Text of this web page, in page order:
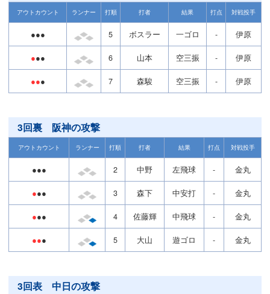
アウトカウント ランナー 打順 打者 結果 打点 対戦投手
●●● 5 ボスラー 一ゴロ - 伊原
●●● 6 山本 空三振 - 伊原
●●● 7 森駿 空三振 - 伊原
3回裏 阪神の攻撃
アウトカウント ランナー 打順 打者 結果 打点 対戦投手
●●● 2 中野 左飛球 - 金丸
●●● 3 森下 中安打 - 金丸
●●● 4 佐藤輝 中飛球 - 金丸
●●● 5 大山 遊ゴロ - 金丸
3回表 中日の攻撃